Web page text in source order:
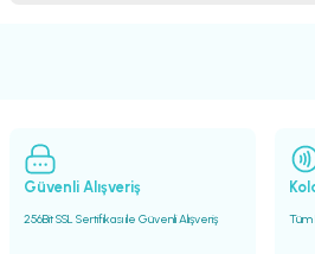
Güvenli Alışveriş
256Bit SSL Sertifikası ile Güvenli Alışveriş Tüm